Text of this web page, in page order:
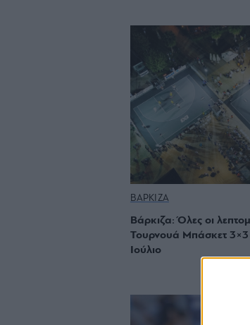
ΒΑΡΚΙΖΑ
Βάρκιζα: Όλες οι
Τουρνουά Μπάσκετ 3×3
Ιούλιο